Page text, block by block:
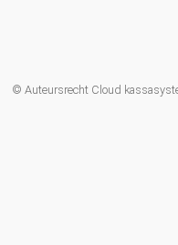
© Auteursrecht Cloud